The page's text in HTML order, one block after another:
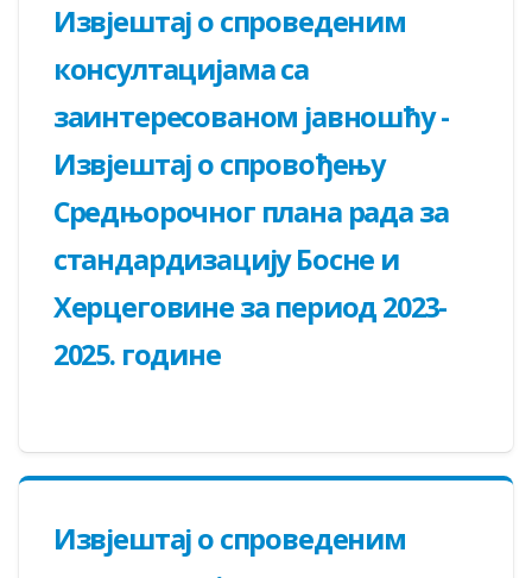
Извјештај о спроведеним
консултацијама са
заинтересованом јавношћу -
Извјештај о спровођењу
Средњорочног плана рада за
стандардизацију Босне и
Херцеговине за период 2023-
2025. године
Извјештај о спроведеним